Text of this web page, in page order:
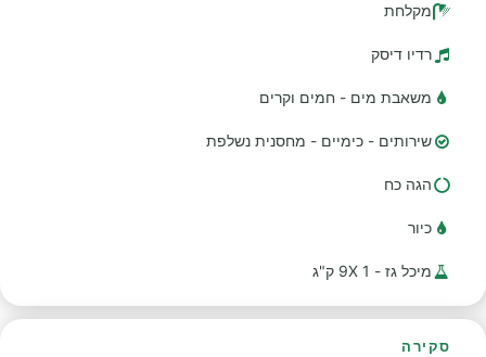
מקלחת
רדיו דיסק
משאבת מים - חמים וקרים
שירותים - כימיים - מחסנית נשלפת
הגה כח
כיור
מיכל גז - 1 9X ק"ג
סקירה